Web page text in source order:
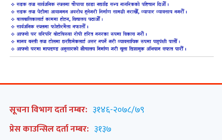
सूचना विभाग दर्ता नम्बर: ३१४६-२०७८/७९
प्रेस काउन्सिल दर्ता नम्बर: ३१३७